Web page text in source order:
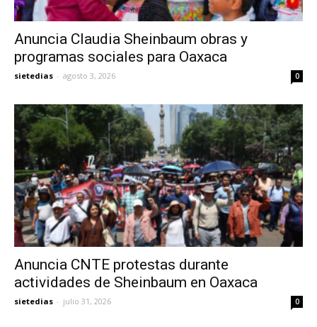
Anuncia Claudia Sheinbaum obras y
programas sociales para Oaxaca
sietedias - agosto 3, 2026 0
Anuncia CNTE protestas durante
actividades de Sheinbaum en Oaxaca
sietedias - julio 31, 2026 0